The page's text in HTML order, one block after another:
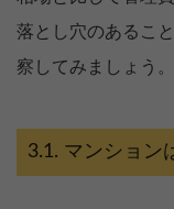
落とし穴のあるこ
察してみましょう。
マンション